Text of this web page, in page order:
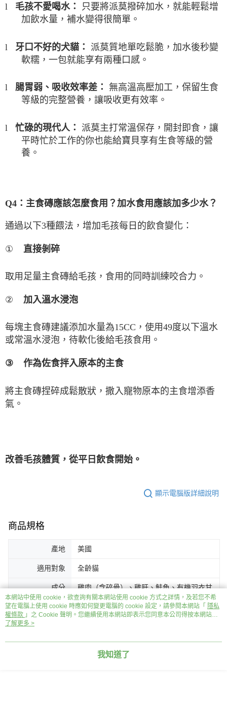
l 毛孩不愛喝水：
只要將派莫撥碎加水，就能輕鬆增
加飲水量，補水變得很簡單。
l 牙口不好的犬貓：
派莫質地單吃鬆脆，加水後秒變
軟糯，一包就能享有兩種口感。
l 腸胃弱、吸收效率差：
無高溫高壓加工，保留生食
等級的完整營養，讓吸收更有效率。
l 忙碌的現代人：
派莫主打常溫保存，開封即食，讓
平時忙於工作的你也能給寶貝享有生食等級的營
養。
Q4 ：主食磚應該怎麼食用？加水食用應該加多少水？
通過以下3種餵法，增加毛孩每日的飲食變化：
① 直接剝碎
取用足量主食磚給毛孩，食用的同時訓練咬合力。
② 加入溫水浸泡
每塊主食磚建議添加水量為15CC ，使用49度以下溫水
或常溫水浸泡，待軟化後給毛孩食用。
③ 作為佐食拌入原本的主食
將主食磚捏碎成鬆散狀，撒入寵物原本的主食增添香
氣。
改善毛孩體質，從平日飲食開始。
顯示電腦版詳細說明
商品規格
產地 美國
適用對象 全齡貓
成分
雞肉（含碎骨）、雞肝、鮭魚、有機羽衣甘
藍、有機南瓜、有機胡蘿蔔、有機蘋果、有
機南瓜籽、有機葵花籽、有機葵花籽油、有
機歐芹、有機綠花椰菜、有機藍莓、有機蔓
牛磺酸、魚油、魚肝油、有機椰子油、有機
迷迭香萃取物、維生素E補充劑、乾燥有機
本網站中使用 cookie，欲查詢有關本網站使用 cookie 方式之詳情，及若您不希
望在電腦上使用 cookie 時應如何變更電腦的 cookie 設定，請參閱本網站「 隱私
權條款 」之 Cookie 聲明。您繼續使用本網站即表示您同意本公司得按本網站使
用條款之 Cookie 聲明使用 cookie。
了解更多 >
我知道了